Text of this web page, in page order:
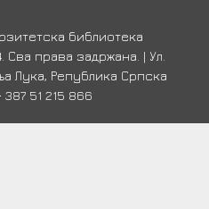
библиотека
Сва права задржана. | Ул.
Лука, Република Српска
387 51 215 866